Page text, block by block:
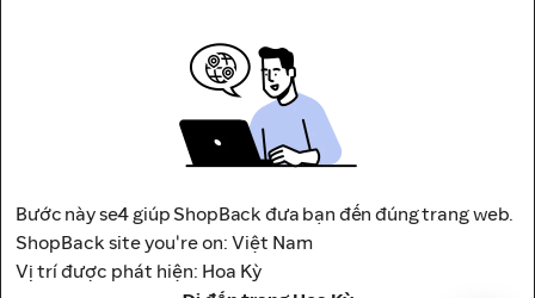
Địa chỉ: Tầng 12, Tháp A, Trụ Sở Điều Hành Và Trung Tâm
Thương Mại Viettel,
số 285 Cách Mạng Tháng 8, Phường Hòa Hưng, Thành phố
Bước này se4 giúp ShopBack đưa bạn đến đúng trang web.
ShopBack site you're on: Việt Nam
Vị trí được phát hiện: Hoa Kỳ